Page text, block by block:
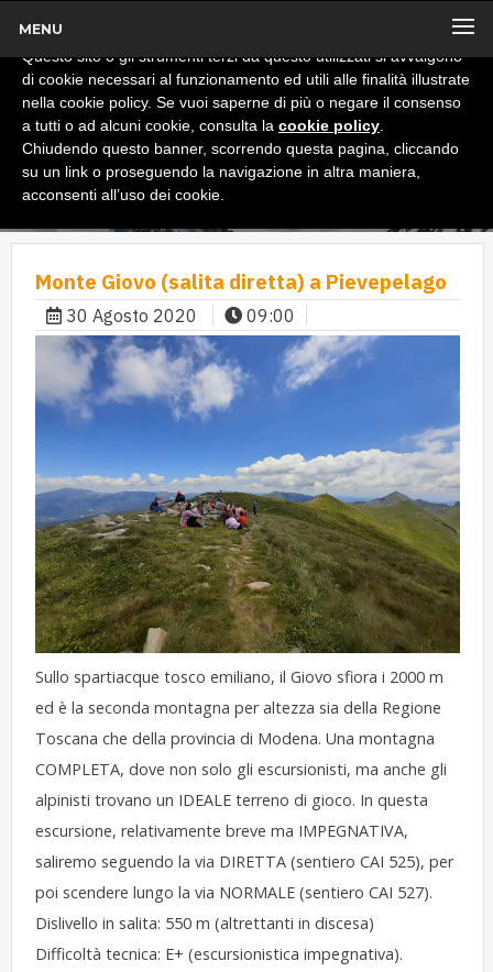
MENU
Monte Giovo (salita diretta) a Pievepelago
30 Agosto 2020 09:00
Sullo spartiacque tosco emiliano, il Giovo sfiora i 2000 m
ed è la seconda montagna per altezza sia della Regione
Toscana che della provincia di Modena. Una montagna
COMPLETA, dove non solo gli escursionisti, ma anche gli
alpinisti trovano un IDEALE terreno di gioco. In questa
escursione, relativamente breve ma IMPEGNATIVA,
saliremo seguendo la via DIRETTA (sentiero CAI 525), per
poi scendere lungo la via NORMALE (sentiero CAI 527).
Dislivello in salita: 550 m (altrettanti in discesa)
Difficoltà tecnica: E+ (escursionistica impegnativa).
x
Informativa
Questo sito o gli strumenti terzi da questo utilizzati si avvalgono
di cookie necessari al funzionamento ed utili alle finalità illustrate
nella cookie policy. Se vuoi saperne di più o negare il consenso
a tutti o ad alcuni cookie, consulta la cookie policy
Chiudendo questo banner, scorrendo questa pagina, cliccando
su un link o proseguendo la navigazione in altra maniera,
acconsenti all’uso dei cookie.